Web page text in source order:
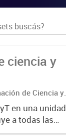
ciencia y
de Ciencia y
(SICYTAR)
en una unidad
a todas las